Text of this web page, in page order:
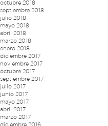
octubre 2018
septiembre 2018
julio 2018
mayo 2018
abril 2018
marzo 2018
enero 2018
diciembre 2017
noviembre 2017
octubre 2017
septiembre 2017
julio 2017
junio 2017
mayo 2017
abril 2017
marzo 2017
diciembre 2016